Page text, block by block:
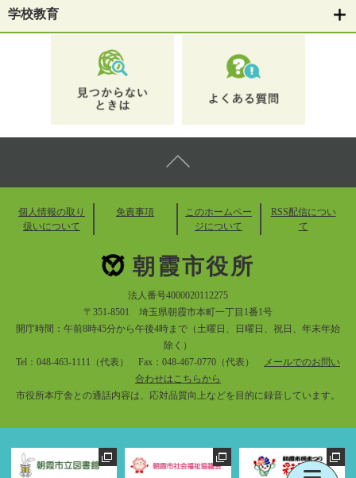
学校教育
個人情報の取り
扱いについて
免責事項
このホームペー
ジについて
RSS配信につい
て
朝霞市役所
法人番号4000020112275
〒351-8501 埼玉県朝霞市本町一丁目1番1号
開庁時間：午前8時45分から午後4時まで（土曜日、日曜日、祝日、年末年始
除く）
Tel：048-463-1111（代表） Fax：048-467-0770（代表）
メールでのお問い
合わせはこちらから
市役所本庁舎との通話内容は、応対品質向上などを目的に録音しています。